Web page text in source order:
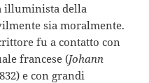
illuminista della
sia moralmente.
fu a contatto con
francese (Johann
e con grandi